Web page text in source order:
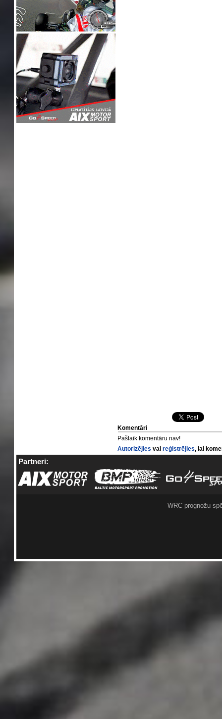
Komentāri
Pašlaik komentāru nav!
Autorizējies vaireģistrējies, lai
Partneri:
WRC prognožu